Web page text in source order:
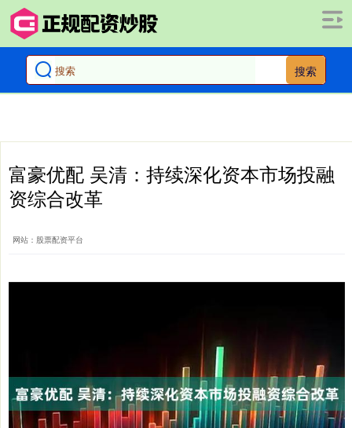
搜索
富豪优配 吴清：持续深化资本市场投融
资综合改革
网站：股票配资平台